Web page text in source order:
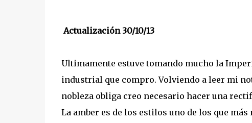
Actualización 30/10/13
Ultimamente estuve tomando mucho la
industrial que compro. Volviendo a leer mi
nobleza obliga creo necesario hacer una
La amber es de los estilos uno de los que